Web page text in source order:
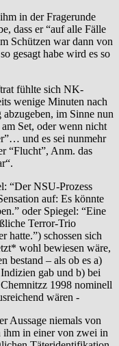
in der Fragerunde
dass er “auf alle Fälle
Schützen war dann von
gesagt habe wird es so
fühlte sich NK-
wenige Minuten nach
im Sinne nun
Set, oder wenn nicht
und es sei nunmehr
“Flucht”, Anm. das
“Der NSU-Prozess
auf: Es könnte
oder Spiegel: “Eine
Terror-Trio
hatte.”) schossen sich
wohl bewiesen wäre,
bestand – als ob es a)
gab und b) bei
1998 nominell
wären -
Aussage niemals von
ihm in einer von zwei in